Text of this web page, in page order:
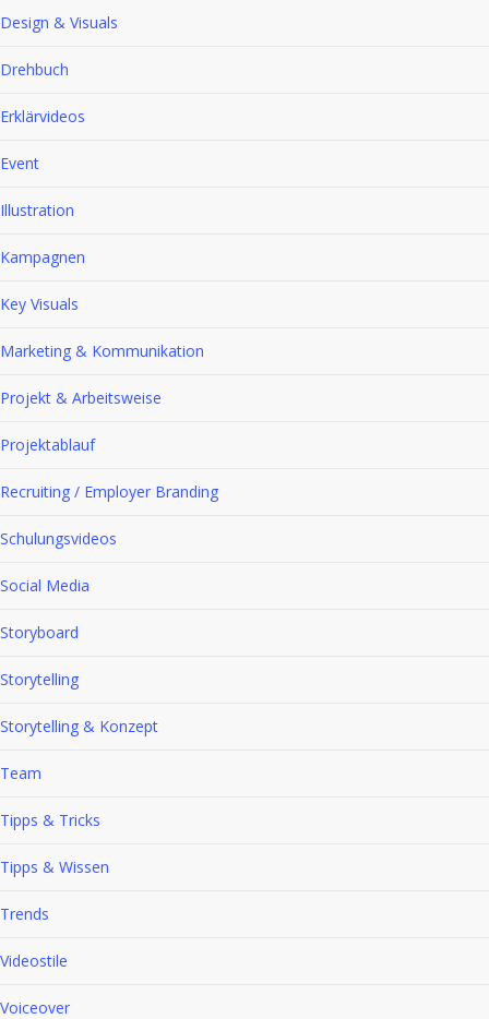
Design & Visuals
Drehbuch
Erklärvideos
Event
Illustration
Kampagnen
Key Visuals
Marketing & Kommunikation
Projekt & Arbeitsweise
Projektablauf
Recruiting / Employer Branding
Schulungsvideos
Social Media
Storyboard
Storytelling
Storytelling & Konzept
Team
Tipps & Tricks
Tipps & Wissen
Trends
Videostile
Voiceover